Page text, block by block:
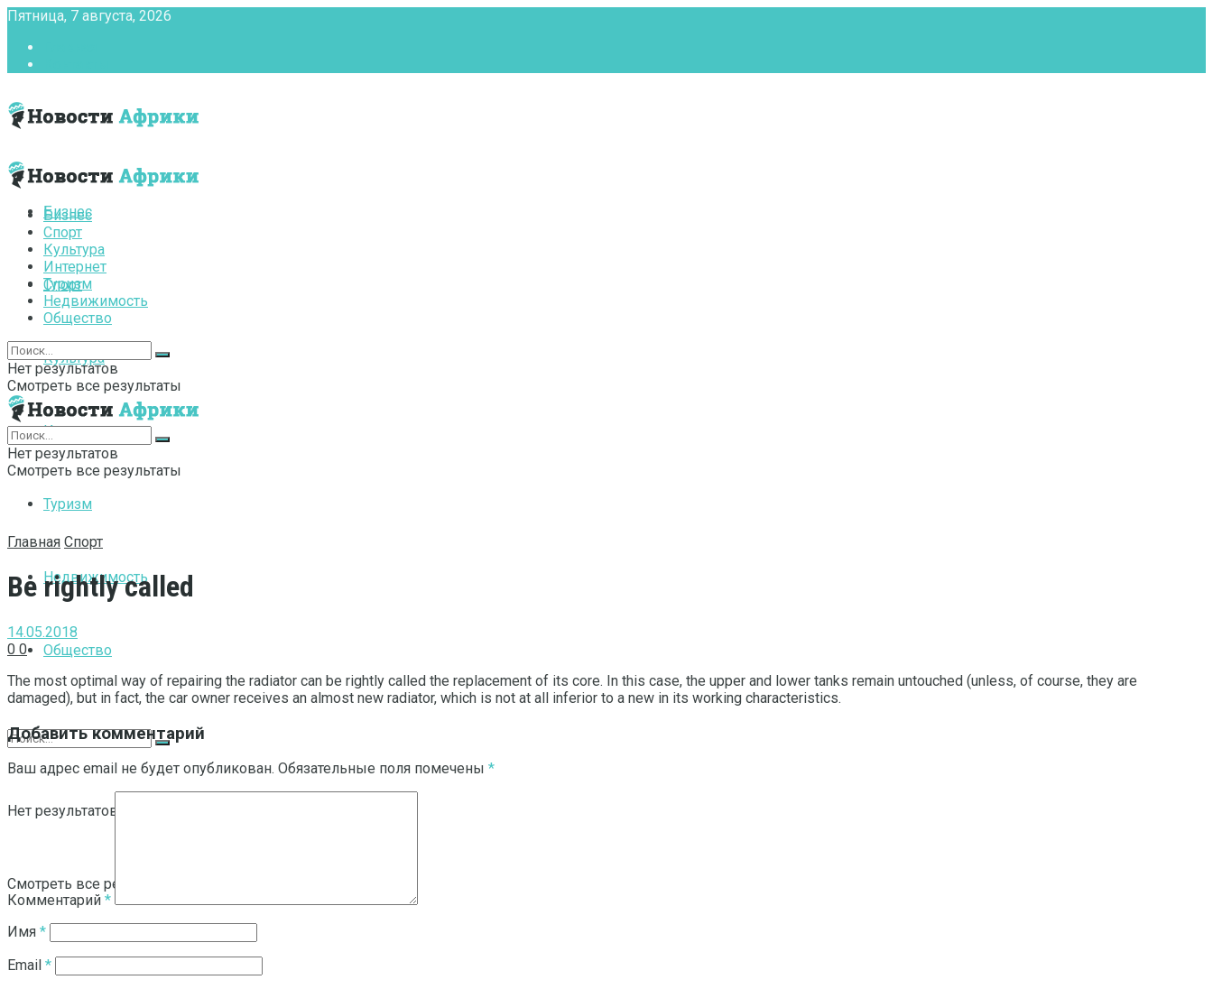
Пятница, 7 августа, 2026
Бизнес
Спорт
Культура
Интернет
Туризм
Недвижимость
Общество
Нет результатов
Смотреть все результаты
Бизнес
Спорт
Культура
Интернет
Туризм
Недвижимость
Общество
Нет результатов
Смотреть все результаты
Нет результатов
Смотреть все результаты
Главная Спорт
Be rightly called
14.05.2018
0 0
The most optimal way of repairing the radiator can be rightly called the replacement of its core. In this case, the upper and lower tanks remain untouched (unless, of course, they are
damaged), but in fact, the car owner receives an almost new radiator, which is not at all inferior to a new in its working characteristics.
Добавить комментарий
Ваш адрес email не будет опубликован. Обязательные поля помечены *
Комментарий *
Имя *
Email *